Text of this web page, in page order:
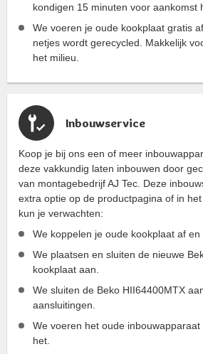
kondigen 15 minuten voor aankomst
We voeren je oude kookplaat gratis
netjes wordt gerecycled. Makkelijk
het milieu.
Inbouwservice
Koop je bij ons een of meer
deze vakkundig laten inbouwen door
van montagebedrijf AJ Tec. Deze
extra optie op de productpagina of in
kun je verwachten:
We koppelen je oude kookplaat af en
We plaatsen en sluiten de nieuwe
kookplaat aan.
We sluiten de Beko HII64400MTX
aansluitingen.
We voeren het oude
het.